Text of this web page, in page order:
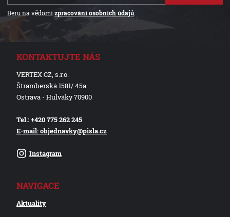
Beru na vědomízpracování osobních údajů.
KONTAKTUJTE NÁS
VERTEX CZ, s.r.o.
Štramberská 1581/ 45a
Ostrava - Hulváky 70900
Tel.: +420 775 262 245
E-mail: objednavky@pisla.cz
Instagram
NAVIGACE
Aktuality